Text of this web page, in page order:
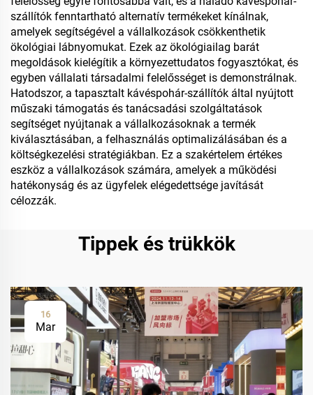
szállítók fenntartható alternatív termékeket kínálnak,
amelyek segítségével a vállalkozások csökkenthetik
ökológiai lábnyomukat. Ezek az ökológiailag barát
megoldások kielégítik a környezettudatos fogyasztókat, és
egyben vállalati társadalmi felelősséget is demonstrálnak.
Hatodszor, a tapasztalt kávéspohár-szállítók által nyújtott
műszaki támogatás és tanácsadási szolgáltatások
segítséget nyújtanak a vállalkozásoknak a termék
kiválasztásában, a felhasználás optimalizálásában és a
költségkezelési stratégiákban. Ez a szakértelem értékes
eszköz a vállalkozások számára, amelyek a működési
hatékonyság és az ügyfelek elégedettsége javítását
célozzák.
Tippek és trükkök
16
Mar